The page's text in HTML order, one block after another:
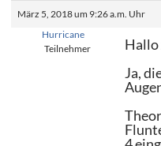
März 5, 2018 um 9:26 a.m. Uhr
Hurricane
Teilnehmer
Hallo
Ja,